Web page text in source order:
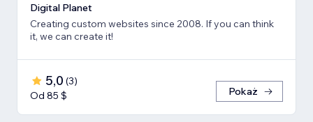
Digital Planet
Creating custom websites since 2008. If you can think
it, we can create it!
5,0 (3)
Od 85 $
Pokaż